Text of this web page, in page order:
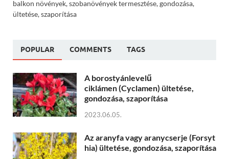
balkon növények, szobanövények termesztése, gondozása,
ültetése, szaporítása
POPULAR COMMENTS TAGS
A borostyánlevelű
ciklámen (Cyclamen) ültetése,
gondozása, szaporítása
2023.06.05.
Az aranyfa vagy aranycserje (Forsyt
hia) ültetése, gondozása, szaporítása